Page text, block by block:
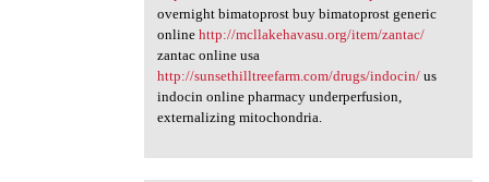
overnight bimatoprost buy bimatoprost generic
online http://mcllakehavasu.org/item/zantac/
zantac online usa
http://sunsethilltreefarm.com/drugs/indocin/us
indocin online pharmacy underperfusion,
externalizing mitochondria.